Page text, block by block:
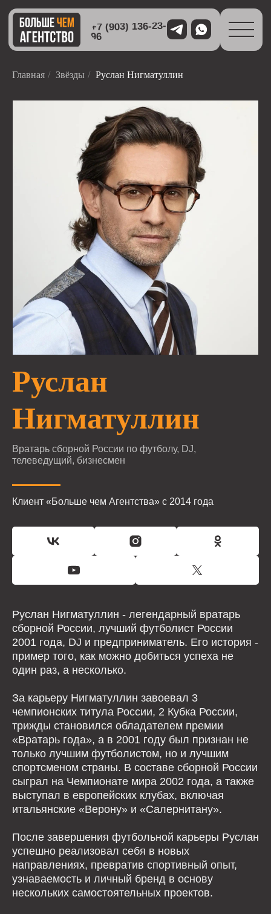
+7 (903) 136-23-
96
Главная / Звёзды / Руслан Нигматуллин
Руслан
Нигматуллин
Вратарь сборной России по футболу, DJ,
телеведущий, бизнесмен
Клиент «Больше чем Агентства» с 2014 года
Руслан Нигматуллин - легендарный вратарь
сборной России, лучший футболист России
2001 года, DJ и предприниматель. Его история -
пример того, как можно добиться успеха не
один раз, а несколько.
За карьеру Нигматуллин завоевал 3
чемпионских титула России, 2 Кубка России,
трижды становился обладателем премии
«Вратарь года», а в 2001 году был признан не
только лучшим футболистом, но и лучшим
спортсменом страны. В составе сборной России
сыграл на Чемпионате мира 2002 года, а также
выступал в европейских клубах, включая
итальянские «Верону» и «Салернитану».
После завершения футбольной карьеры Руслан
успешно реализовал себя в новых
направлениях, превратив спортивный опыт,
узнаваемость и личный бренд в основу
нескольких самостоятельных проектов.